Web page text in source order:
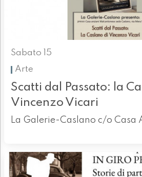
Sabato 15
Arte
Scatti dal Passato: la
Vincenzo Vicari
La Galerie-Caslano c/o Casa